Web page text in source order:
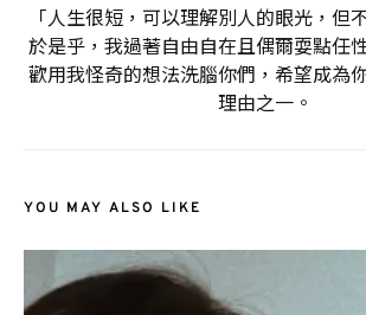
「人生很短，可以理解別人的眼光，但
於是乎，我過著自由自在且偶爾耍點任
歡用我怪奇的想法洗腦你們，希望成為
理由之一。
YOU MAY ALSO LIKE